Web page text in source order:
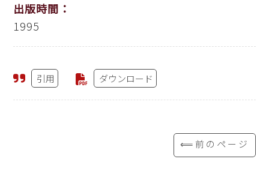
出版時間：
1995
引用 ダウンロード
⟸前のページ